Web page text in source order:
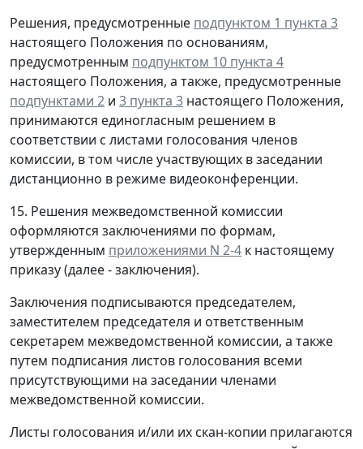
Решения, предусмотренные подпунктом 1 пункта 3
настоящего Положения по основаниям,
предусмотренным подпунктом 10 пункта 4
настоящего Положения, а также, предусмотренные
подпунктами 2 и 3 пункта 3 настоящего Положения,
принимаются единогласным решением в
соответствии с листами голосования членов
комиссии, в том числе участвующих в заседании
дистанционно в режиме видеоконференции.
15. Решения межведомственной комиссии
оформляются заключениями по формам,
утвержденным приложениями N 2-4 к настоящему
приказу (далее - заключения).
Заключения подписываются председателем,
заместителем председателя и ответственным
секретарем межведомственной комиссии, а также
путем подписания листов голосования всеми
присутствующими на заседании членами
межведомственной комиссии.
Листы голосования и/или их скан-копии прилагаются